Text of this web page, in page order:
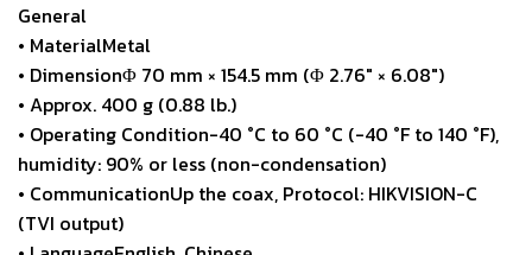
General
• MaterialMetal
• DimensionΦ 70 mm × 154.5 mm (Φ 2.76″ × 6.08″)
• Approx. 400 g (0.88 lb.)
• Operating Condition-40 °C to 60 °C (-40 °F to 140 °F),
humidity: 90% or less (non-condensation)
• CommunicationUp the coax, Protocol: HIKVISION-C
(TVI output)